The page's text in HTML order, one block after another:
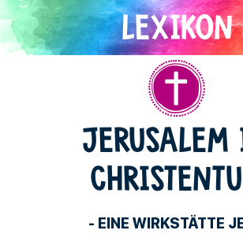
Direkt
zum
Inhalt
- EINE WIRKSTÄTTE